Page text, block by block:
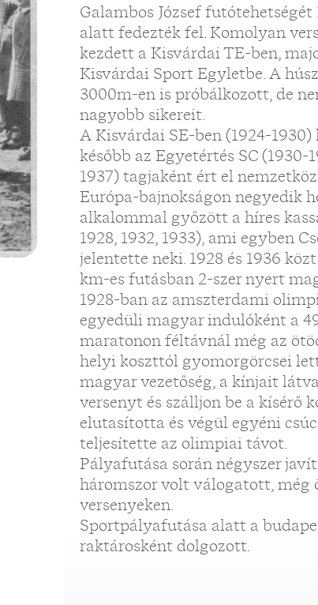
Galambos József
alatt fedezték fel. Komolyan
kezdett a Kisvárdai TE-ben,
Kisvárdai Sport Egyletbe. A
3000m-en is próbálkozott, de
nagyobb sikereit.
A Kisvárdai SE-ben (1924-
később az Egyetértés SC (1930-
1937) tagjaként ért el
Európa-bajnokságon negyedik
alkalommal győzött a híres
1928, 1932, 1933), ami egyben
jelentette neki. 1928 és 1936
km-es futásban 2-szer nyert
1928-ban az amszterdami
egyedüli magyar indulóként a
maratonon féltávnál még az
helyi koszttól gyomorgörcsei
magyar vezetőség, a kínjait
versenyt és szálljon be a kísérő
elutasította és végül egyéni
teljesítette az olimpiai távot.
Pályafutása során négyszer
háromszor volt válogatott, még
versenyeken.
Sportpályafutása alatt a
raktárosként dolgozott.